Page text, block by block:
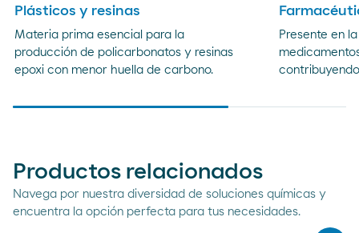
Plásticos y resinas
Materia prima esencial para la
producción de policarbonatos y resinas
epoxi con menor huella de carbono.
Presente en
Productos relacionados
Navega por nuestra diversidad de soluciones químicas y
encuentra la opción perfecta para tus necesidades.